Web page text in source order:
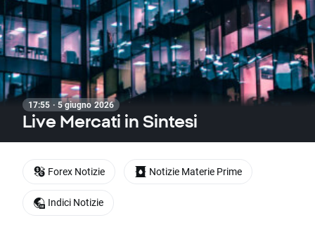
17:55 · 5 giugno 2026
Live Mercati in Sintesi
Forex Notizie Notizie Materie Prime
Indici Notizie